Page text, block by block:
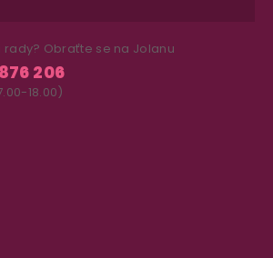
rady? Obraťte se na Jolanu
206
18.00)